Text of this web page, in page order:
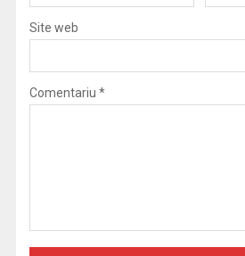
Site web
Comentariu *